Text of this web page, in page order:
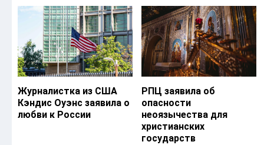
Журналистка из США
Кэндис Оуэнс заявила о
любви к России
РПЦ заявила об
опасности
неоязычества для
христианских
государств